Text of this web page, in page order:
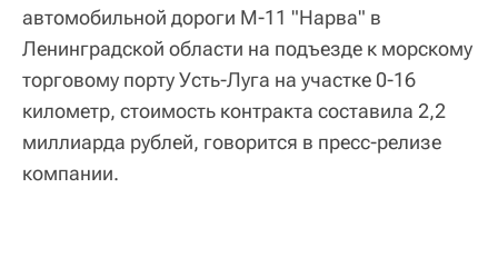
автомобильной дороги М-11 "Нарва" в
Ленинградской области на подъезде к морскому
торговому порту Усть-Луга на участке 0-16
километр, стоимость контракта составила 2,2
миллиарда рублей, говорится в пресс-релизе
компании.